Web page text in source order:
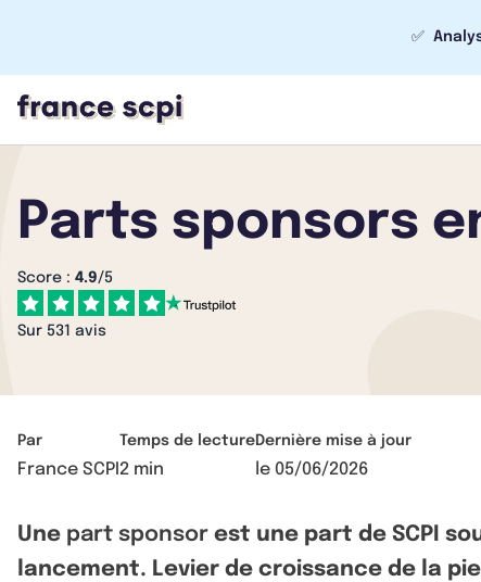
✅
Parts sponsors
Score : 4.9/5
Sur 531 avis
Par
France SCPI
Temps de lecture
2 min
Dernière mise à jour
le 05/06/2026
Une part sponsor est une part de SCPI
lancement. Levier de croissance de la